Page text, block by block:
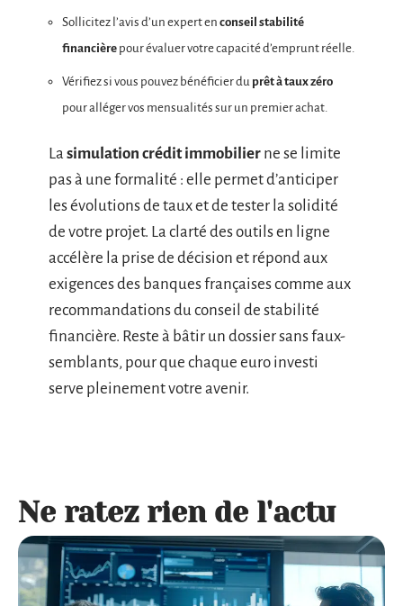
Sollicitez l’avis d’un expert en conseil stabilité
financière pour évaluer votre capacité d’emprunt réelle.
Vérifiez si vous pouvez bénéficier du prêt à taux zéro
pour alléger vos mensualités sur un premier achat.
La simulation crédit immobilier ne se limite
pas à une formalité : elle permet d’anticiper
les évolutions de taux et de tester la solidité
de votre projet. La clarté des outils en ligne
accélère la prise de décision et répond aux
exigences des banques françaises comme aux
recommandations du conseil de stabilité
financière. Reste à bâtir un dossier sans faux-
semblants, pour que chaque euro investi
serve pleinement votre avenir.
Ne ratez rien de l'actu